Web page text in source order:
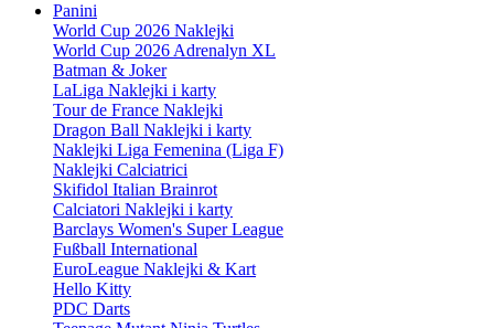
Panini
World Cup 2026 Naklejki
World Cup 2026 Adrenalyn XL
Batman & Joker
LaLiga Naklejki i karty
Tour de France Naklejki
Dragon Ball Naklejki i karty
Naklejki Liga Femenina (Liga F)
Naklejki Calciatrici
Skifidol Italian Brainrot
Calciatori Naklejki i karty
Barclays Women's Super League
Fußball International
EuroLeague Naklejki & Kart
Hello Kitty
PDC Darts